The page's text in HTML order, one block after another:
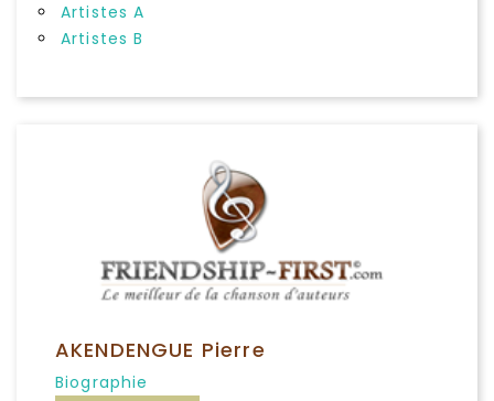
Artistes A
Artistes B
AKENDENGUE Pierre
Biographie